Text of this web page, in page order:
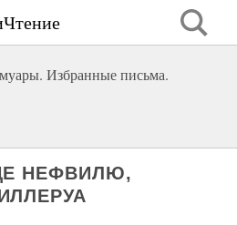
Избранные письма.
НЕФВИЛЮ,